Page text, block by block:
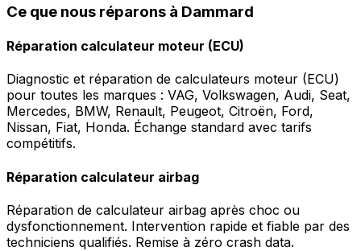
Ce que nous réparons à Dammard
Réparation calculateur moteur (ECU)
Diagnostic et réparation de calculateurs moteur (ECU)
pour toutes les marques : VAG, Volkswagen, Audi, Seat,
Mercedes, BMW, Renault, Peugeot, Citroën, Ford,
Nissan, Fiat, Honda. Échange standard avec tarifs
compétitifs.
Réparation calculateur airbag
Réparation de calculateur airbag après choc ou
dysfonctionnement. Intervention rapide et fiable par des
techniciens qualifiés. Remise à zéro crash data.